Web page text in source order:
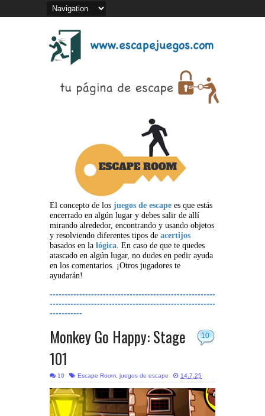
El concepto de los juegos de escape es que estás
encerrado en algún lugar y debes salir de allí
mirando alrededor, encontrando y usando objetos
y resolviendo diferentes tipos de acertijos
basados en la lógica. En caso de que te quedes
atascado en algún lugar, no dudes en pedir ayuda
en los comentarios. ¡Otros jugadores te
ayudarán!
--------------------------------------------------------
--------------------------------------------------------
-----------
10
Monkey Go Happy: Stage
101
10 Escape Room, juegos de escape 14.7.25